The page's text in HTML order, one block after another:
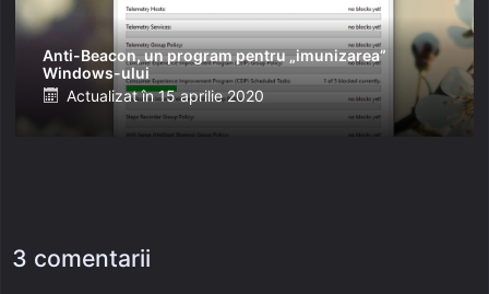
Anti-Beacon, un program pentru „imunizarea”
Windows-ului
Posted
Actualizat în 15 aprilie 2020
3 comentarii